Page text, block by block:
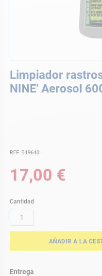
Limpiador
NINE' Aerosol
REF. B19640
17,00 €
Cantidad
AÑADIR A LA
Entrega
comienzo
de